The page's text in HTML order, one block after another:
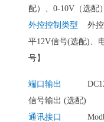
配）、0-10V（选配
外控控制类型 外控
平12V信号(选配)、
号】
端口输出
DC12V
信号输出 (选配)
通讯接口